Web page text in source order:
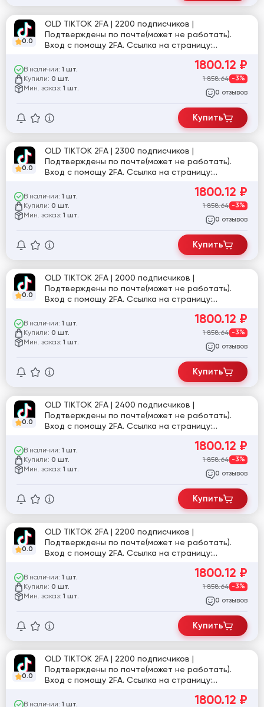
0.0
OLD TIKTOK 2FA | 2200 подписчиков |
Подтверждены по почте(может не работать).
Вход с помощу 2FA. Ссылка на страницу:
В наличии: 1 шт.
Купили: 0 шт.
Мин. заказ: 1 шт.
1800.12 ₽
1 858.64 -3%
0 отзывов
Купить
0.0
OLD TIKTOK 2FA | 2300 подписчиков |
Подтверждены по почте(может не работать).
Вход с помощу 2FA. Ссылка на страницу:
В наличии: 1 шт.
Купили: 0 шт.
Мин. заказ: 1 шт.
1800.12 ₽
1 858.64 -3%
0 отзывов
Купить
0.0
OLD TIKTOK 2FA | 2000 подписчиков |
Подтверждены по почте(может не работать).
Вход с помощу 2FA. Ссылка на страницу:
В наличии: 1 шт.
Купили: 0 шт.
Мин. заказ: 1 шт.
1800.12 ₽
1 858.64 -3%
0 отзывов
Купить
0.0
OLD TIKTOK 2FA | 2400 подписчиков |
Подтверждены по почте(может не работать).
Вход с помощу 2FA. Ссылка на страницу:
В наличии: 1 шт.
Купили: 0 шт.
Мин. заказ: 1 шт.
1800.12 ₽
1 858.64 -3%
0 отзывов
Купить
0.0
OLD TIKTOK 2FA | 2200 подписчиков |
Подтверждены по почте(может не работать).
Вход с помощу 2FA. Ссылка на страницу:
В наличии: 1 шт.
Купили: 0 шт.
Мин. заказ: 1 шт.
1800.12 ₽
1 858.64 -3%
0 отзывов
Купить
0.0
OLD TIKTOK 2FA | 2200 подписчиков |
Подтверждены по почте(может не работать).
Вход с помощу 2FA. Ссылка на страницу:
В наличии: 1 шт. 1800.12 ₽